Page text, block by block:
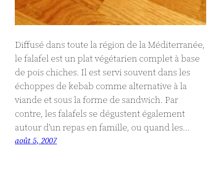
Diffusé dans toute la région de la Méditerranée,
le falafel est un plat végétarien complet à base
de pois chiches. Il est servi souvent dans les
échoppes de kebab comme alternative à la
viande et sous la forme de sandwich. Par
contre, les falafels se dégustent également
autour d’un repas en famille, ou quand les…
août 5, 2007